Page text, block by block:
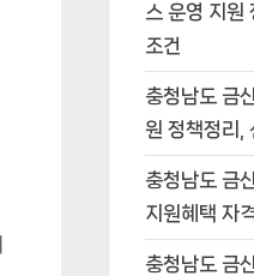
스 운영 지원
조건
충청남도 금
원 정책정리,
충청남도 금
지원혜택 자
충청남도 금